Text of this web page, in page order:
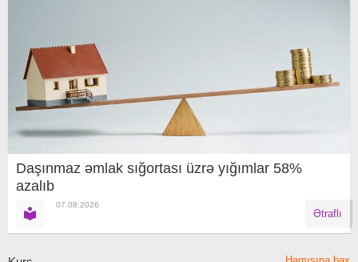
Daşınmaz əmlak sığortası üzrə yığımlar 58%
azalıb
07.08.2026
Ətraflı